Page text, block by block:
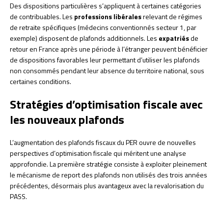
Des dispositions particulières s’appliquent à certaines catégories
de contribuables. Les professions libéralesrelevant de régimes
de retraite spécifiques (médecins conventionnés secteur 1, par
exemple) disposent de plafonds additionnels. Les expatriésde
retour en France après une période à l’étranger peuvent bénéficier
de dispositions favorables leur permettant d’utiliser les plafonds
non consommés pendant leur absence du territoire national, sous
certaines conditions.
Stratégies d’optimisation fiscale avec
les nouveaux plafonds
L’augmentation des plafonds fiscaux du PER ouvre de nouvelles
perspectives d’optimisation fiscale qui méritent une analyse
approfondie. La première stratégie consiste à exploiter pleinement
le mécanisme de report des plafonds non utilisés des trois années
précédentes, désormais plus avantageux avec la revalorisation du
PASS.